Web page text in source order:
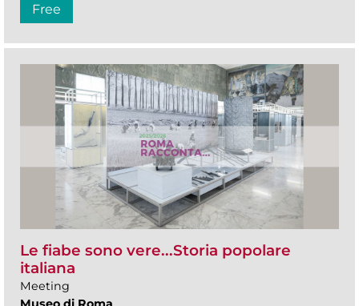
Free
Le fiabe sono vere...Storia popolare
italiana
Meeting